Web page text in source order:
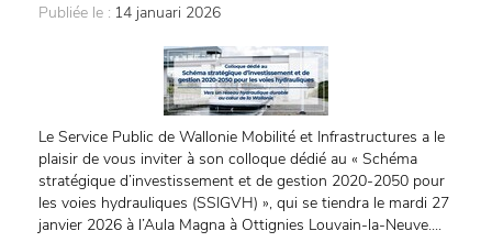
Publiée le : 14 januari 2026
Le Service Public de Wallonie Mobilité et Infrastructures a le
plaisir de vous inviter à son colloque dédié au « Schéma
stratégique d’investissement et de gestion 2020-2050 pour
les voies hydrauliques (SSIGVH) », qui se tiendra le mardi 27
janvier 2026 à l’Aula Magna à Ottignies Louvain-la-Neuve....